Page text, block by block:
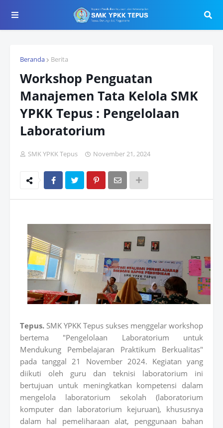
Beranda Berita
Workshop Penguatan
Manajemen Tata Kelola SMK
YPKK Tepus : Pengelolaan
Laboratorium
SMK YPKK Tepus November 21, 2024
Tepus. SMK YPKK Tepus sukses menggelar workshop
bertema "Pengelolaan Laboratorium untuk
Mendukung Pembelajaran Praktikum Berkualitas"
pada tanggal 21 November 2024. Kegiatan yang
diikuti oleh guru dan teknisi laboratorium ini
bertujuan untuk meningkatkan kompetensi dalam
mengelola laboratorium sekolah (laboratorium
komputer dan laboratorium kejuruan), khususnya
dalam hal pemeliharaan alat, penggunaan bahan